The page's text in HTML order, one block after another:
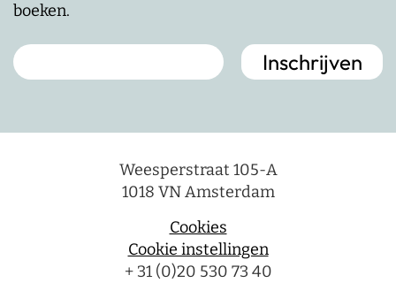
boeken.
Weesperstraat 105-A
1018 VN Amsterdam
Cookies
Cookie instellingen
+ 31 (0)20 530 73 40